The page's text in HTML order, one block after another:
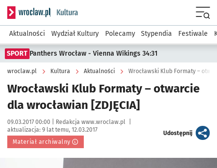
Serwis informacyjny wroclaw.pl podserwis: Kultura
Aktualności Wydział Kultury Polecamy Stypendia Festiwale
SPORT Panthers Wrocław - Vienna Wikings 34:31
wroclaw.pl Kultura Aktualności Wrocławski Klub Formaty –
Wrocławski Klub Formaty – otwarcie
dla wrocławian [ZDJĘCIA]
Data publikacji:
09.03.2017 00:00 | Autor:
Redakcja www.wroclaw.pl
aktualizacja: 9 lat temu, 12.03.2017
Materiał archiwalny
Udostępnijartykuł
Kliknij, aby powiększyć